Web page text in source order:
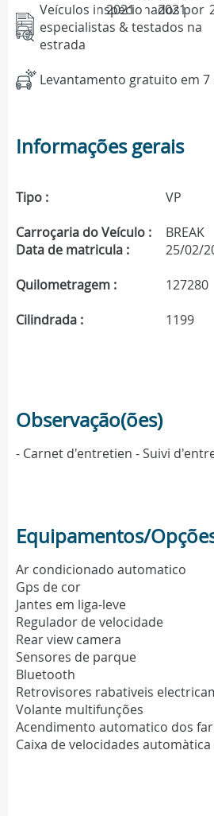
Veículos inspecionados por
especialistas & testados na
estrada
Levantamento gratuito em 7
Informações gerais
Tipo : VP
Carroçaria do Veículo : BREAK
Data de matricula :
25/02/
Quilometragem :
127280
Cilindrada :
1199
Observação(ões)
- Carnet d'entretien - Suivi
Equipamentos/
Ar condicionado automatico
Gps de cor
Jantes em liga-leve
Regulador de velocidade
Rear view camera
Sensores de parque
Bluetooth
Retrovisores rabativeis
Volante multifunções
Acendimento automatico dos
Caixa de velocidades automàtica